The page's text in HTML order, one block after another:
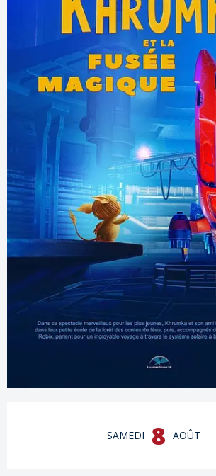
Ouverture et
SAMEDI 8 AOÛT